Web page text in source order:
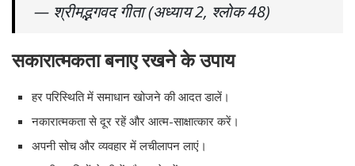
— श्रीमद्भगवद गीता (अध्याय 2, श्लोक 48)
सकारात्मकता बनाए रखने के उपाय
हर परिस्थिति में समाधान खोजने की आदत डालें।
नकारात्मकता से दूर रहें और आत्म-साक्षात्कार करें।
अपनी सोच और व्यवहार में लचीलापन लाएं।